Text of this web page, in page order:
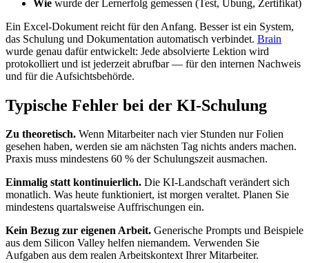
Wie wurde der Lernerfolg gemessen (Test, Übung, Zertifikat)
Ein Excel-Dokument reicht für den Anfang. Besser ist ein System,
das Schulung und Dokumentation automatisch verbindet. Brain
wurde genau dafür entwickelt: Jede absolvierte Lektion wird
protokolliert und ist jederzeit abrufbar — für den internen Nachweis
und für die Aufsichtsbehörde.
Typische Fehler bei der KI-Schulung
Zu theoretisch. Wenn Mitarbeiter nach vier Stunden nur Folien
gesehen haben, werden sie am nächsten Tag nichts anders machen.
Praxis muss mindestens 60 % der Schulungszeit ausmachen.
Einmalig statt kontinuierlich. Die KI-Landschaft verändert sich
monatlich. Was heute funktioniert, ist morgen veraltet. Planen Sie
mindestens quartalsweise Auffrischungen ein.
Kein Bezug zur eigenen Arbeit. Generische Prompts und Beispiele
aus dem Silicon Valley helfen niemandem. Verwenden Sie
Aufgaben aus dem realen Arbeitskontext Ihrer Mitarbeiter.